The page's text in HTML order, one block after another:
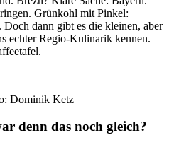
Grünkohl mit Pinkel:
Doch dann gibt es die kleinen, aber
echter Regio-Kulinarik kennen.
Dominik Ketz
denn das noch gleich?